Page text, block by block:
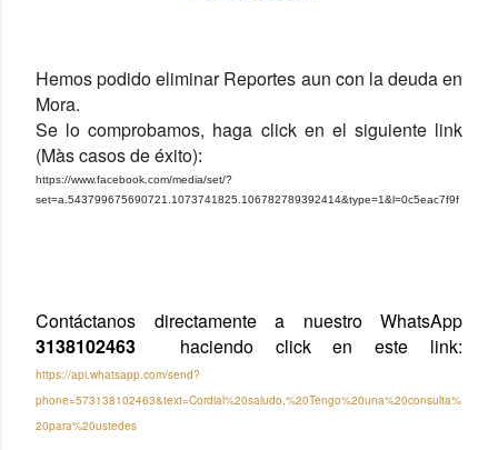
Hemos podido eliminar Reportes aun con la deuda en
Mora.
Se lo comprobamos, haga click en el siguiente link
(Màs casos de éxito):
https://www.facebook.com/media/set/?
set=a.543799675690721.1073741825.106782789392414&type=1&l=0c5eac7f9f
3138102463
https://api.whatsapp.com/send?
phone=573138102463&text=Cordial%20saludo,%20Tengo%20una%20consulta%
20para%20ustedes